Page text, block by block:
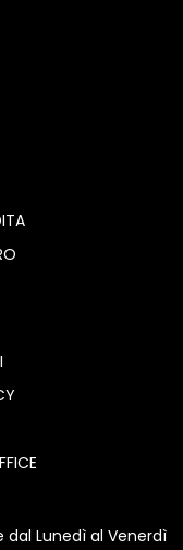
dal Lunedì al Venerdì